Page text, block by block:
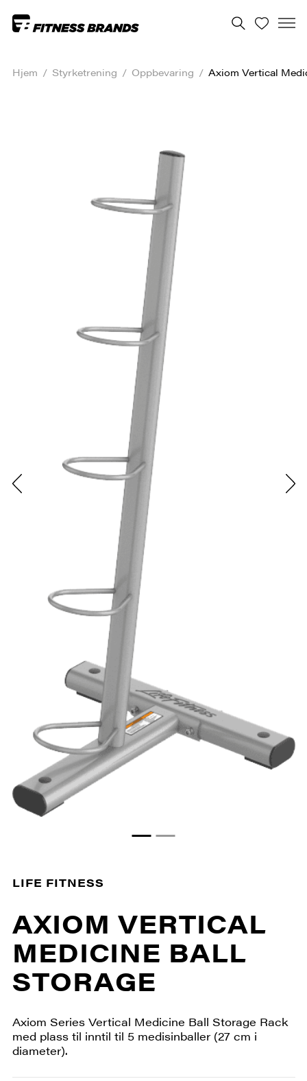
Hjem / Styrketrening / Oppbevaring / Axiom Vertical
LIFE FITNESS
AXIOM VERTICAL
MEDICINE BALL
STORAGE
Axiom Series Vertical Medicine Ball Storage Rack
med plass til inntil til 5 medisinballer (27 cm i
diameter).